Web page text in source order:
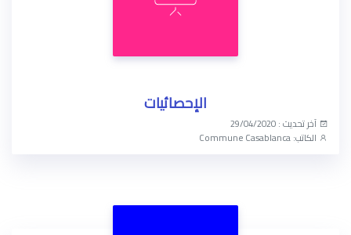
الإحصائيات
آخر تحديث : 29/04/2020
الكاتب: Commune Casablanca